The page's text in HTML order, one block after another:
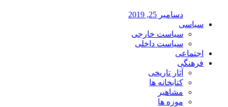
دسامبر 25, 2019
سیاسی
سیاست خارجی
سیاست داخلی
اجتماعی
فرهنگی
آثار تاریخی
کتابخانه ها
مشاهیر
موزه ها